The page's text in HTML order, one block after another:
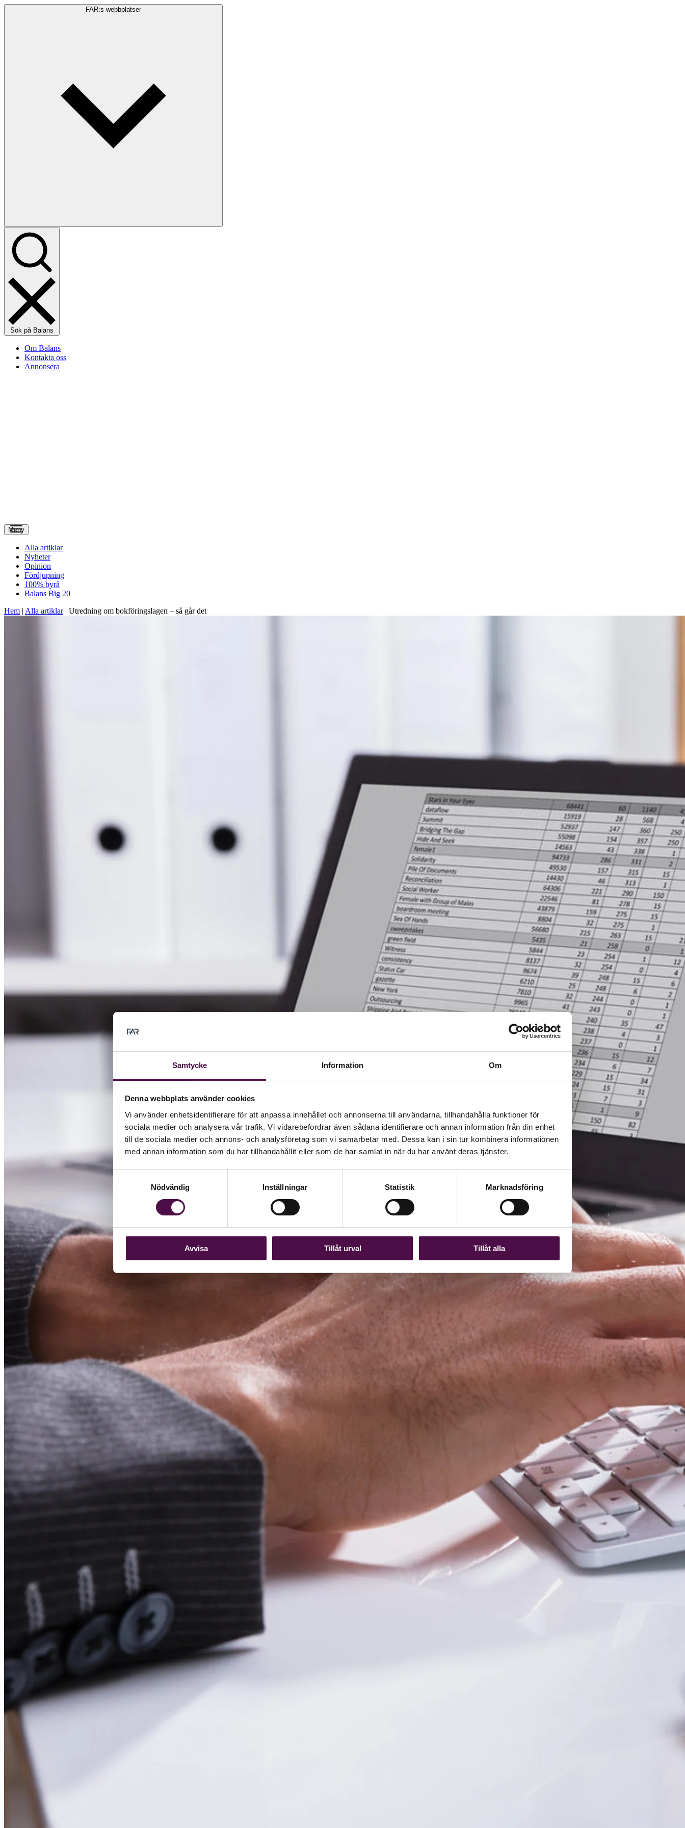
Samtycke Information Om
Denna webbplats använder cookies
Vi använder enhetsidentifierare för att anpassa innehållet och annonserna till användarna, tillhandahålla funktioner för
sociala medier och analysera vår trafik. Vi vidarebefordrar även sådana identifierare och annan information från din enhet
till de sociala medier och annons- och analysföretag som vi samarbetar med. Dessa kan i sin tur kombinera informationen
med annan information som du har tillhandahållit eller som de har samlat in när du har använt deras tjänster.
Samtyckesval
Nödvändig
Inställningar Statistik Marknadsföring
Avvisa Tillåt urval Tillåt alla
FAR:s webbplatser
Sök på Balans
Om Balans
Kontakta oss
Annonsera
Meny
Alla artiklar
Nyheter
Opinion
Fördjupning
100% byrå
Balans Big 20
Hem | Alla artiklar| Utredning om bokföringslagen – så går det